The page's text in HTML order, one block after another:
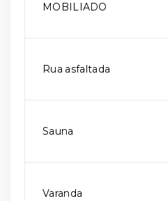
MOBILIADO
Rua asfaltada
Sauna
Varanda